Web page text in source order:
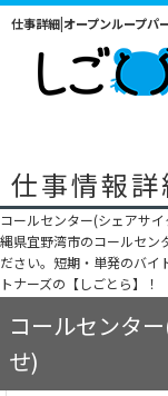
仕事詳細|オープンループパ
仕事情報詳
コールセンター(シェアサ
縄県宜野湾市のコールセン
ださい。短期・単発のバイ
トナーズの【しごとら】！
コールセンタ
せ)